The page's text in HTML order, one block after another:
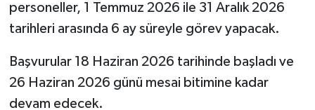
personeller, 1 Temmuz 2026 ile 31 Aralık 2026
tarihleri arasında 6 ay süreyle görev yapacak.
Başvurular 18 Haziran 2026 tarihinde başladı ve
26 Haziran 2026 günü mesai bitimine kadar
devam edecek.